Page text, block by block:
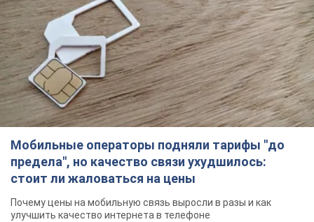
Мобильные операторы подняли тарифы "до
предела", но качество связи ухудшилось:
стоит ли жаловаться на цены
Почему цены на мобильную связь выросли в разы и как
улучшить качество интернета в телефоне